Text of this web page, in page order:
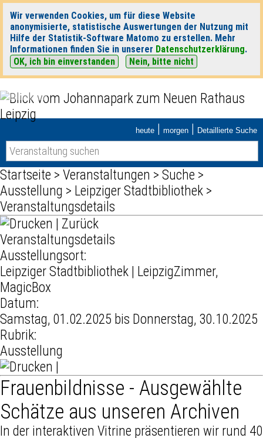
Wir verwenden Cookies, um für diese Website
anonymisierte, statistische Auswertungen der Nutzung mit
Hilfe der Statistik-Software Matomo zu erstellen. Mehr
Informationen finden Sie in unserer Datenschutzerklärung.
OK, ich bin einverstanden
Nein, bitte nicht
heute | morgen | Detaillierte Suche
Startseite > Veranstaltungen > Suche >
Ausstellung > Leipziger Stadtbibliothek >
Veranstaltungsdetails
Zurück
Veranstaltungsdetails
Ausstellungsort:
Leipziger Stadtbibliothek | LeipzigZimmer,
MagicBox
Datum:
Samstag, 01.02.2025 bis Donnerstag, 30.10.2025
Rubrik:
Ausstellung
Frauenbildnisse - Ausgewählte
Schätze aus unseren Archiven
In der interaktiven Vitrine präsentieren wir rund 40